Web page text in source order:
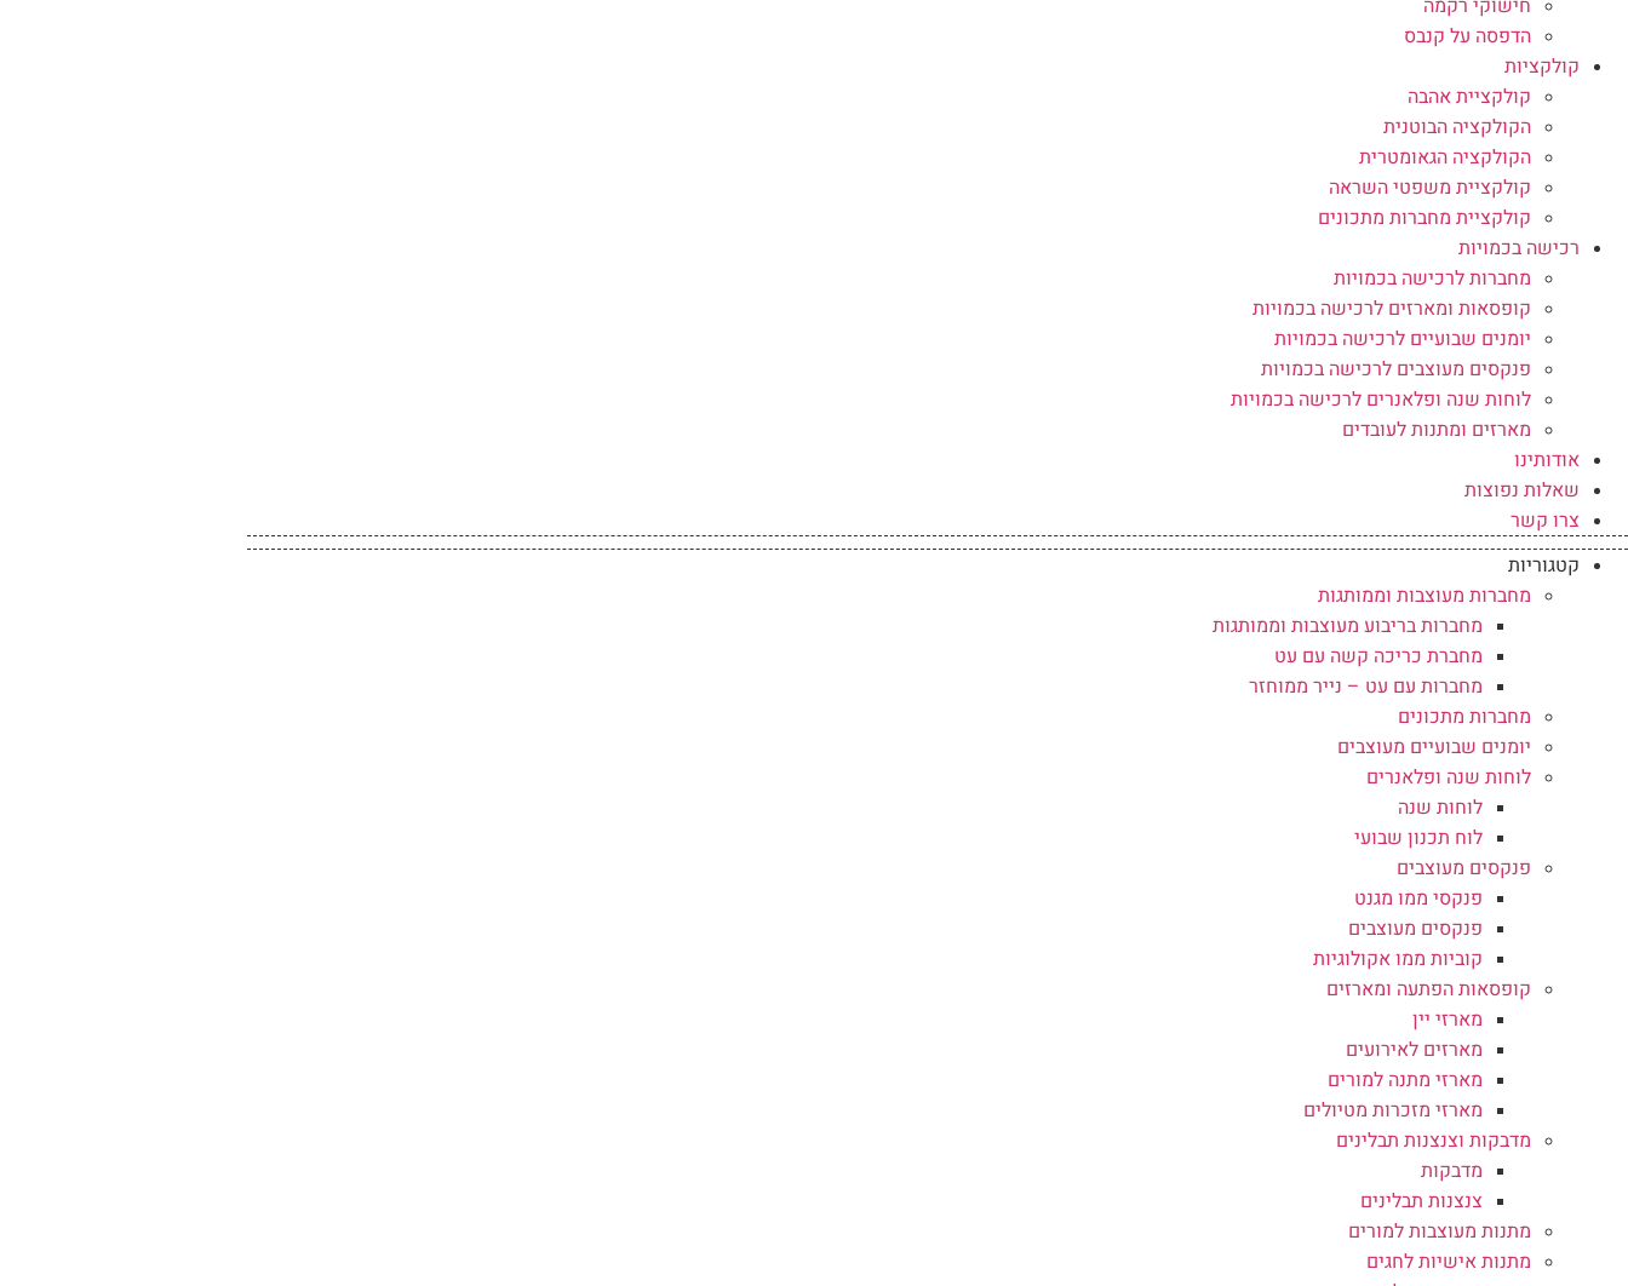
הדפסה על קנבס
קולקציות
קולקציית אהבה
הקולקציה הבוטנית
הקולקציה הגאומטרית
קולקציית משפטי השראה
קולקציית מחברות מתכונים
רכישה בכמויות
מחברות לרכישה בכמויות
קופסאות ומארזים לרכישה בכמויות
יומנים שבועיים לרכישה בכמויות
פנקסים מעוצבים לרכישה בכמויות
לוחות שנה ופלאנרים לרכישה בכמויות
מארזים ומתנות לעובדים
אודותינו
שאלות נפוצות
צרו קשר
קטגוריות
מחברות מעוצבות וממותגות
מחברות בריבוע מעוצבות וממותגות
מחברת כריכה קשה עם עט
מחברות עם עט – נייר ממוחזר
מחברות מתכונים
יומנים שבועיים מעוצבים
לוחות שנה ופלאנרים
לוחות שנה
לוח תכנון שבועי
פנקסים מעוצבים
פנקסי ממו מגנט
פנקסים מעוצבים
קוביות ממו אקולוגיות
קופסאות הפתעה ומארזים
מארזי יין
מארזים לאירועים
מארזי מתנה למורים
מארזי מזכרות מטיולים
מדבקות וצנצנות תבלינים
מדבקות
צנצנות תבלינים
מתנות מעוצבות למורים
מתנות אישיות לחגים